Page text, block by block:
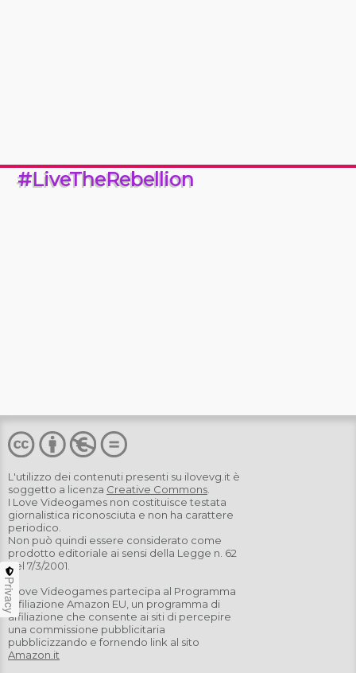
#LiveTheRebellion
L'utilizzo dei contenuti presenti su ilovevg.it è
soggetto a licenza Creative Commons.
I Love Videogames non costituisce testata
giornalistica riconosciuta e non ha carattere
periodico.
Non può quindi essere considerato come
prodotto editoriale ai sensi della Legge n. 62
del 7/3/2001.
I Love Videogames partecipa al Programma
Affiliazione Amazon EU, un programma di
affiliazione che consente ai siti di percepire
una commissione pubblicitaria
pubblicizzando e fornendo link al sito
Amazon.it
Privacy